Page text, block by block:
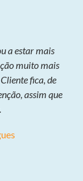
a estar mais
muito mais
fica, de
assim que